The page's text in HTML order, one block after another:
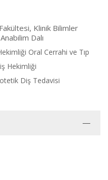
Klinik Bilimler
Dalı
Oral Cerrahi ve Tıp
Hekimliği
Diş Tedavisi